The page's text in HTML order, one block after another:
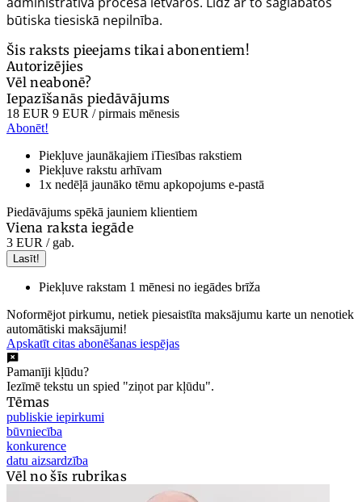
būtiska tiesiskā nepilnība.
Šis raksts pieejams tikai abonentiem!
Autorizējies
Vēl neabonē?
Iepazīšanās piedāvājums
18 EUR 9 EUR / pirmais mēnesis
Abonēt!
Piekļuve jaunākajiem iTiesības rakstiem
Piekļuve rakstu arhīvam
1x nedēļā jaunāko tēmu apkopojums e-pastā
Piedāvājums spēkā jauniem klientiem
Viena raksta iegāde
3 EUR / gab.
Lasīt!
Piekļuve rakstam 1 mēnesi no iegādes brīža
Noformējot pirkumu, netiek piesaistīta maksājumu karte un nenotiek
automātiski maksājumi!
Apskatīt citas abonēšanas iespējas
Pamanīji kļūdu?
Iezīmē tekstu un spied "ziņot par kļūdu".
Tēmas
publiskie iepirkumi
būvniecība
konkurence
datu aizsardzība
Vēl no šīs rubrikas